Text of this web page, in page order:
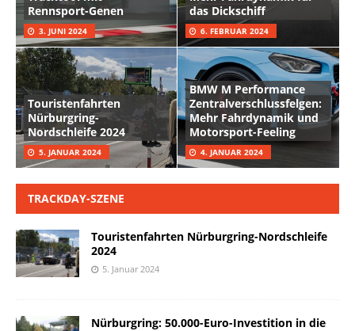
Rennsport-Genen
3. JUNI 2024
das Dickschiff
6. FEBRUAR 2024
Touristenfahrten
Nürburgring-
Nordschleife 2024
5. JANUAR 2024
BMW M Performance
Zentralverschlussfelgen:
Mehr Fahrdynamik und
Motorsport-Feeling
4. JANUAR 2024
TRACKDAY-SZENE
Touristenfahrten Nürburgring-Nordschleife
2024
5. Januar 2024
Nürburgring: 50.000-Euro-Investition in die